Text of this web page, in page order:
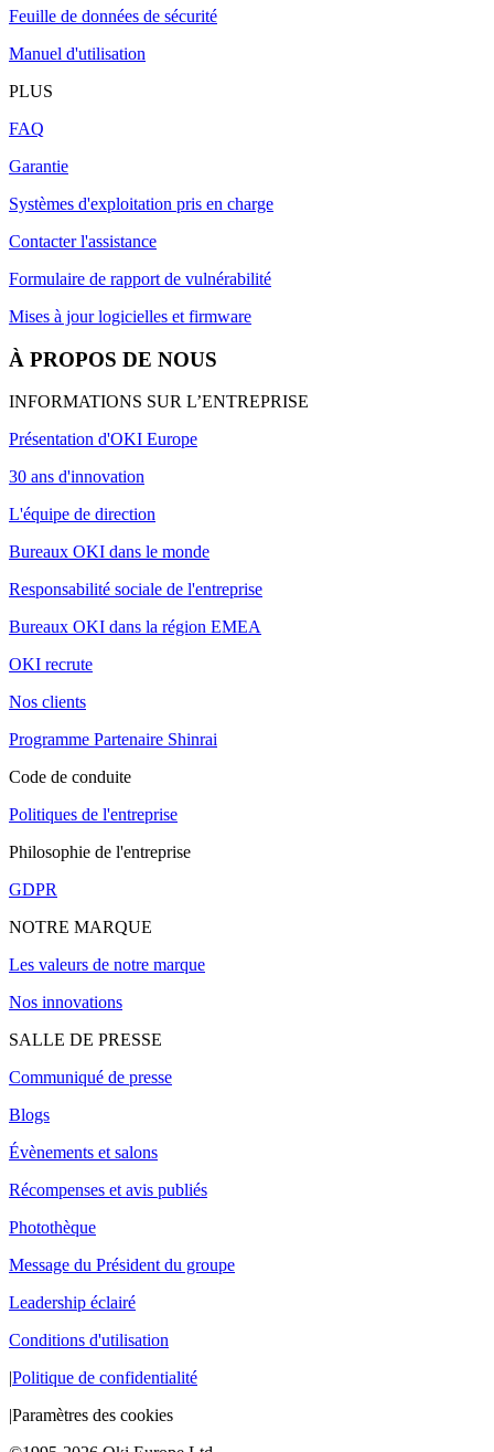
Feuille de données de sécurité
Manuel d'utilisation
PLUS
FAQ
Garantie
Systèmes d'exploitation pris en charge
Contacter l'assistance
Formulaire de rapport de vulnérabilité
Mises à jour logicielles et firmware
À PROPOS DE NOUS
INFORMATIONS SUR L’ENTREPRISE
Présentation d'OKI Europe
30 ans d'innovation
L'équipe de direction
Bureaux OKI dans le monde
Responsabilité sociale de l'entreprise
Bureaux OKI dans la région EMEA
OKI recrute
Nos clients
Programme Partenaire Shinrai
Code de conduite
Politiques de l'entreprise
Philosophie de l'entreprise
GDPR
NOTRE MARQUE
Les valeurs de notre marque
Nos innovations
SALLE DE PRESSE
Communiqué de presse
Blogs
Évènements et salons
Récompenses et avis publiés
Photothèque
Message du Président du groupe
Leadership éclairé
Conditions d'utilisation
|Politique de confidentialité
|Paramètres des cookies